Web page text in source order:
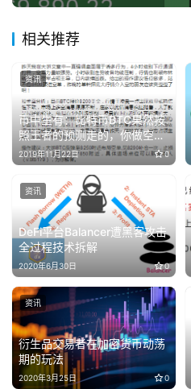
相关推荐
币中生有：比特币BTC果然按
照王者的预测走的，你做空
了？
2019年11月22日 0
资讯
DeFi平台Balancer遭黑客攻击
全过程技术拆解
2020年6月30日 0
资讯
衍生品交易者在加密货币动荡
期的玩法
2020年3月25日 0
资讯